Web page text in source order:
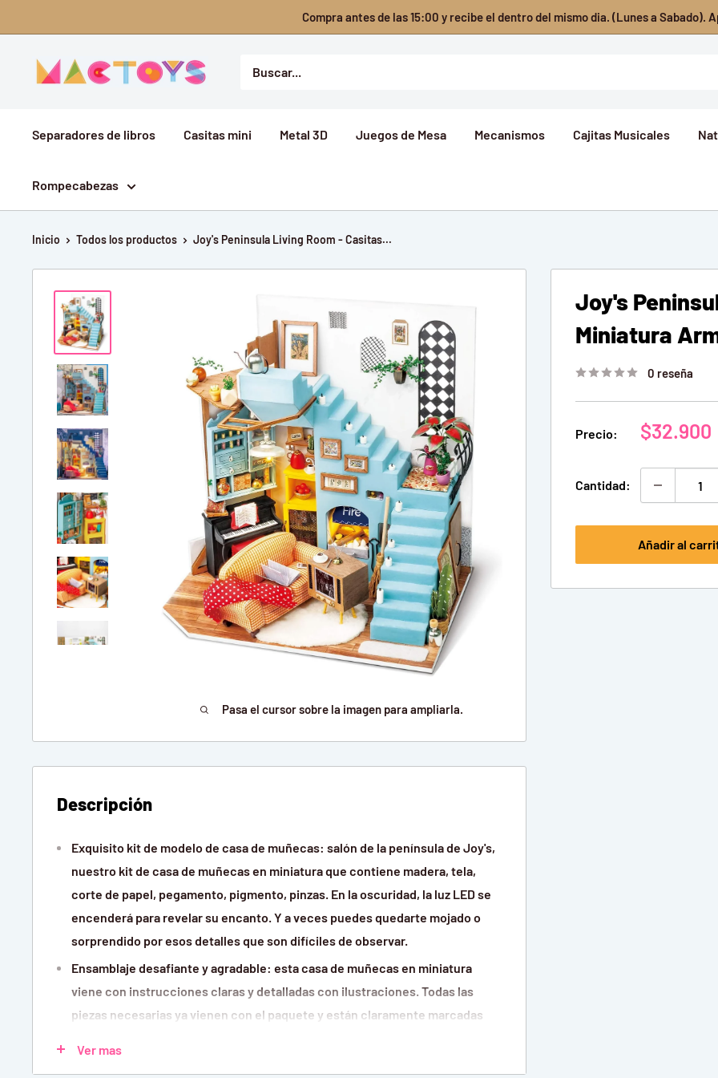
directamente
contenido
Compra antes de las 15:00 y recibe el dentro del mismo dia. (Lunes a Sabado).
Mactoys
Separadores de libros Casitas mini Metal 3D Juegos de Mesa Mecanismos Cajitas Musicales
Rompecabezas
Inicio Todos los productos Joy's Peninsula Living Room - Casitas...
Pasa el cursor sobre la imagen para ampliarla.
Joy's
Miniatura
0 reseña
Precio:
Precio
venta
$32.900
Cantidad:
Añadir al
Descripción
Exquisito kit de modelo de casa de muñecas: salón de la península de Joy's,
nuestro kit de casa de muñecas en miniatura que contiene madera, tela,
corte de papel, pegamento, pigmento, pinzas. En la oscuridad, la luz LED se
encenderá para revelar su encanto. Y a veces puedes quedarte mojado o
sorprendido por esos detalles que son difíciles de observar.
Ensamblaje desafiante y agradable: esta casa de muñecas en miniatura
viene con instrucciones claras y detalladas con ilustraciones. Todas las
piezas necesarias ya vienen con el paquete y están claramente marcadas
Ver mas